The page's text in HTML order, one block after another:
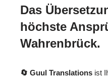
Das
höchste
Wahrenbrück.
🔄 Guul Translations ist